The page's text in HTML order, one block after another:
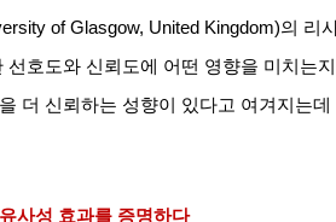
of Glasgow, United Kingdom)의 리
선호도와 신뢰도에 어떤 영향을 미치는
더 신뢰하는 성향이 있다고 여겨지는데
사성 효과를 증명하다